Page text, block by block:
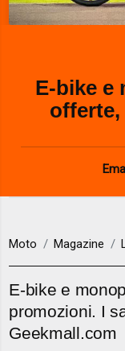
E-bike e
Moto Magazine
E-bike e
promozioni. I
Geekmall.com